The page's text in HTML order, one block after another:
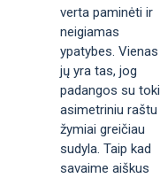
verta paminėti ir
neigiamas
ypatybes.
jų yra tas, jog
padangos su
asimetriniu raštu
žymiai greičiau
sudyla. Taip kad
savaime aiškus